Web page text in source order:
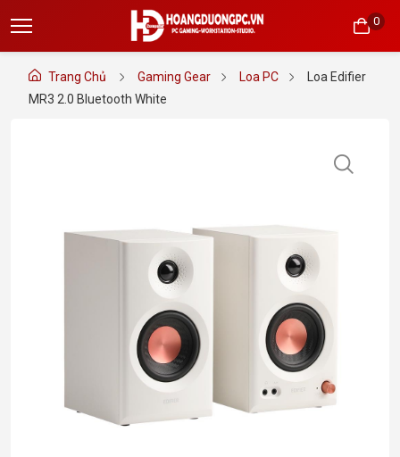
0
Trang Chủ Gaming Gear Loa PC
Loa Edifier
MR3 2.0 Bluetooth White